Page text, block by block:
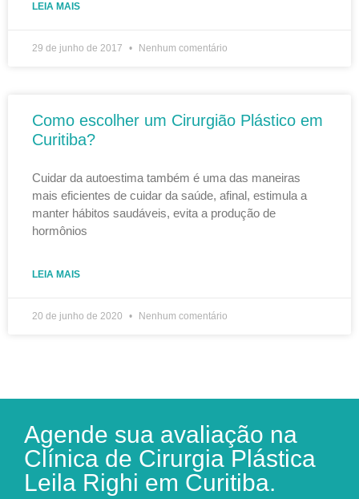
LEIA MAIS
29 de junho de 2017 Nenhum comentário
Como escolher um Cirurgião Plástico em
Curitiba?
Cuidar da autoestima também é uma das maneiras
mais eficientes de cuidar da saúde, afinal, estimula a
manter hábitos saudáveis, evita a produção de
hormônios
LEIA MAIS
20 de junho de 2020 Nenhum comentário
Agende sua avaliação na
Clínica de Cirurgia Plástica
Leila Righi em Curitiba.